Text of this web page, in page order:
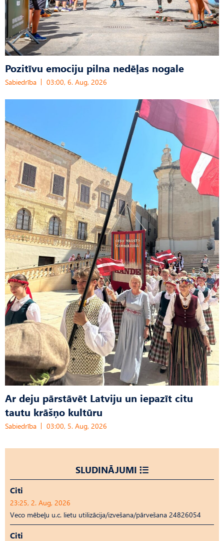
Pozitīvu emociju pilna nedēļas nogale
Sabiedrība 03:00, 6. Aug, 2026
Ar deju pārstāvēt Latviju un iepazīt citu
tautu krāšņo kultūru
Sabiedrība 03:00, 5. Aug, 2026
SLUDINĀJUMI
Citi
23:25, 2. Aug, 2026
Veco mēbeļu u.c. lietu utilizācija/izvešana/pārvešana 24826054
Citi